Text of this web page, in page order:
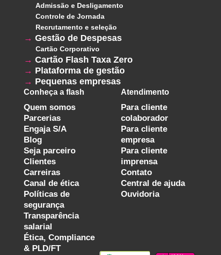
Admissão e Desligamento
Controle de Jornada
Recrutamento e seleção
Gestão de Despesas
Cartão Corporativo
Cartão Flash Taxa Zero
Plataforma de gestão
Pequenas empresas
Conheça a flash
Quem somos
Parcerias
Engaja S/A
Blog
Seja parceiro
Clientes
Carreiras
Canal de ética
Políticas de
segurança
Transparência
salarial
Ética, Compliance
& PLD/FT
Atendimento
Para cliente
colaborador
Para cliente
empresa
Para cliente
imprensa
Contato
Central de ajuda
Ouvidoria